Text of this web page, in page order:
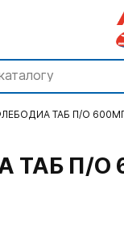
ТАБ П/О
ТАБ П/О